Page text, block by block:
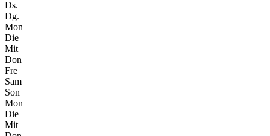
Ds.
Dg.
Mon
Die
Mit
Don
Fre
Sam
Son
Mon
Die
Mit